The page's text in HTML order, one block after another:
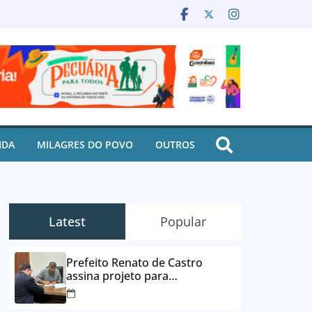
MILAGRES DO POVO OUTROS
Latest Popular
Prefeito Renato de Castro
assina projeto para
desbloqueio de contas e
parcelamento de dívidas em até